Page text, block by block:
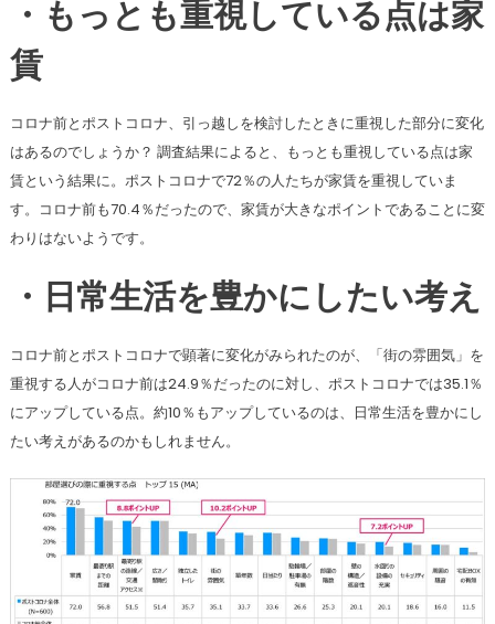
・もっとも重視している点は家
賃
コロナ前とポストコロナ、引っ越しを検討したときに重視した部分に変化
はあるのでしょうか？ 調査結果によると、もっとも重視している点は家
賃という結果に。ポストコロナで72％の人たちが家賃を重視していま
す。コロナ前も70.4％だったので、家賃が大きなポイントであることに変
わりはないようです。
・日常生活を豊かにしたい考え
コロナ前とポストコロナで顕著に変化がみられたのが、「街の雰囲気」を
重視する人がコロナ前は24.9％だったのに対し、ポストコロナでは35.1％
にアップしている点。約10％もアップしているのは、日常生活を豊かにし
たい考えがあるのかもしれません。